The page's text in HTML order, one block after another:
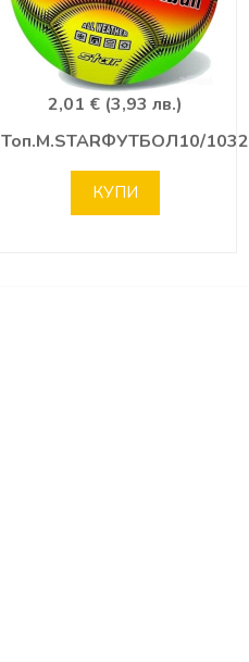
2,01 € (3,93 лв.)
Топ.М.STARФУТБОЛ10/1032
КУПИ